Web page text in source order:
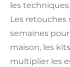
les
Les retouches
semaines
maison, les
multiplier les